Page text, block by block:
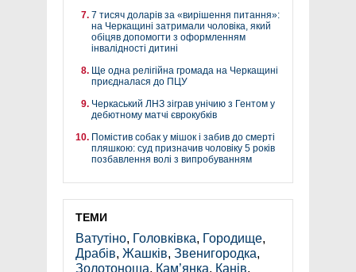
7 тисяч доларів за «вирішення питання»:
на Черкащині затримали чоловіка, який
обіцяв допомогти з оформленням
інвалідності дитині
Ще одна релігійна громада на Черкащині
приєдналася до ПЦУ
Черкаський ЛНЗ зіграв унічию з Гентом у
дебютному матчі єврокубків
Помістив собак у мішок і забив до смерті
пляшкою: суд призначив чоловіку 5 років
позбавлення волі з випробуванням
ТЕМИ
Ватутіно, Головківка, Городище,
Драбів, Жашків, Звенигородка,
Золотоноша, Кам’янка, Канів,